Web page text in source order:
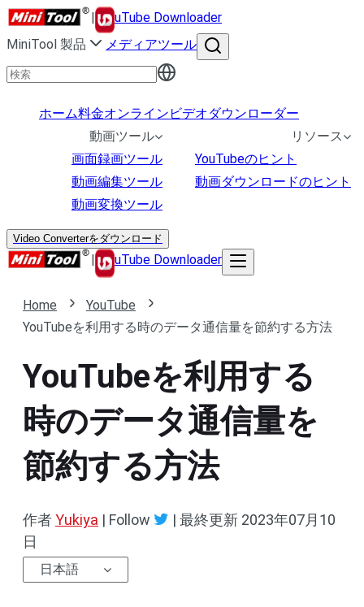
|
uTube Downloader
MiniTool 製品
メディアツール
ホーム料金オンラインビデオダウンローダー
動画ツール
画面録画ツール
動画編集ツール
動画変換ツール
リソース
YouTubeのヒント
動画ダウンロードのヒント
Video Converterをダウンロード
| uTube Downloader
Home
YouTube
YouTubeを利用する時のデータ通信量を節約する方法
YouTubeを利用する
時のデータ通信量を
節約する方法
作者Yukiya | Follow | 最終更新 2023年07月10
日
日本語